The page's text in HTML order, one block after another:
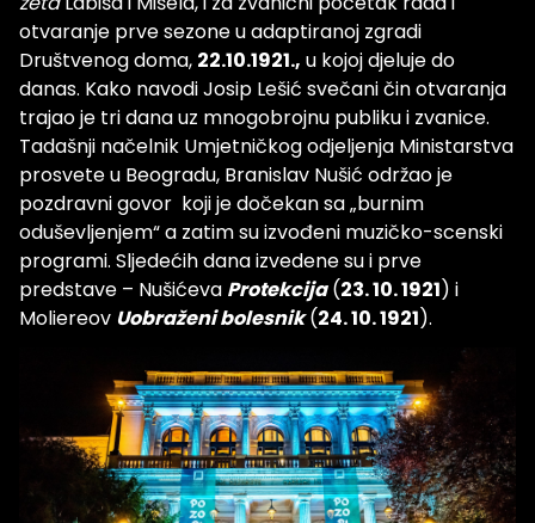
otvaranje prve sezone u adaptiranoj zgradi
Društvenog doma, 22.10.1921., u kojoj djeluje do
danas. Kako navodi Josip Lešić svečani čin otvaranja
trajao je tri dana uz mnogobrojnu publiku i zvanice.
Tadašnji načelnik Umjetničkog odjeljenja Ministarstva
prosvete u Beogradu, Branislav Nušić održao je
pozdravni govor koji je dočekan sa „burnim
oduševljenjem“ a zatim su izvođeni muzičko-scenski
programi. Sljedećih dana izvedene su i prve
predstave – Nušićeva Protekcija(23. 10. 1921) i
Moliereov Uobraženi bolesnik(24. 10. 1921).